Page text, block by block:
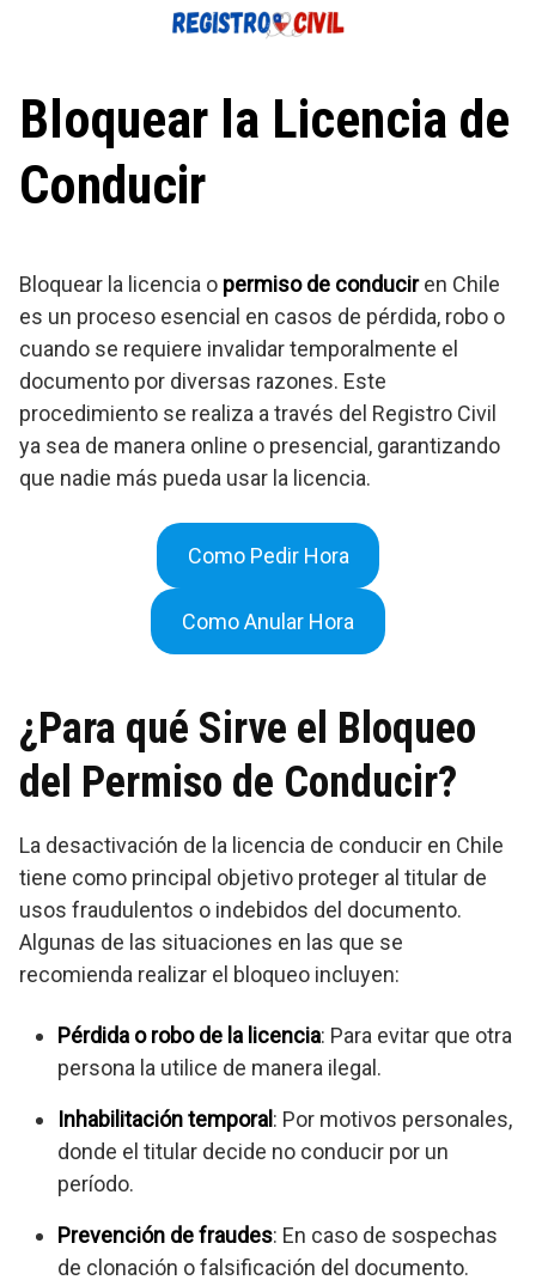
Bloquear la Licencia de
Conducir
Bloquear la licencia o permiso de conduciren Chile
es un proceso esencial en casos de pérdida, robo o
cuando se requiere invalidar temporalmente el
documento por diversas razones. Este
procedimiento se realiza a través del Registro Civil
ya sea de manera online o presencial, garantizando
que nadie más pueda usar la licencia.
Como Pedir Hora
Como Anular Hora
¿Para qué Sirve el Bloqueo
del Permiso de Conducir?
La desactivación de la licencia de conducir en Chile
tiene como principal objetivo proteger al titular de
usos fraudulentos o indebidos del documento.
Algunas de las situaciones en las que se
recomienda realizar el bloqueo incluyen:
Pérdida o robo de la licencia: Para evitar que otra
persona la utilice de manera ilegal.
Inhabilitación temporal: Por motivos personales,
donde el titular decide no conducir por un
período.
Prevención de fraudes: En caso de sospechas
de clonación o falsificación del documento.